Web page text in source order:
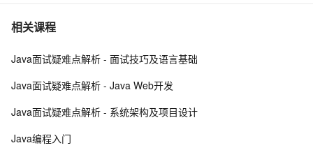
7 Java编程中容易忽略的细节总结
8 方块人 Java并发——volatile关键字
10java中两种添加监听器的策略
相关课程
Java面试疑难点解析 - 面试技巧及语言基础
Java面试疑难点解析 - Java Web开发
Java面试疑难点解析 - 系统架构及项目设计
Java编程入门